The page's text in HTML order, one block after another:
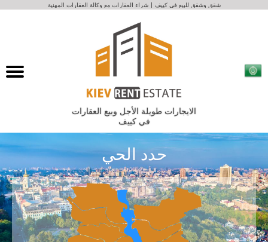
شقق وشقق للبيع في كييف | شراء العقارات مع وكالة العقارات المهنية
الايجارات طويلة الأجل وبيع العقارات
في كييف
حدد الحي